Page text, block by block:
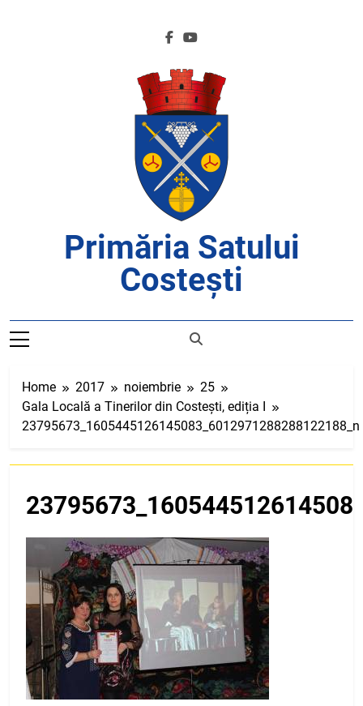
Primăria Satului
Costești
Home 2017 noiembrie
25
Gala Locală a Tinerilor din Costești, ediția I
23795673_1605445126145083_6012971288288122188_n